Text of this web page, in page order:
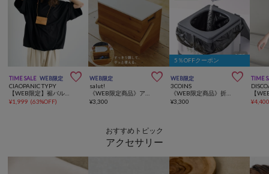
TIME SALE WEB限定 
CIAOPANIC TYPY
¥1,999 (63%OFF)
WEB限定 
salut!
¥3,300
5％OFFクーポン
WEB限定 
3COINS
《WEB限定商品》折りたたみ非常用トイレ／SOBANI
¥3,300
TIME
¥
おすすめトピック
アクセサリー